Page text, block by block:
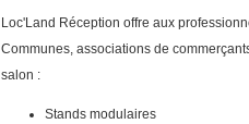
Loc'Land Réception offre aux
Communes, associations de
salon :
Stands modulaires